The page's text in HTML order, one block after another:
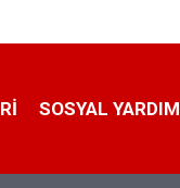
SOSYAL YARDIM